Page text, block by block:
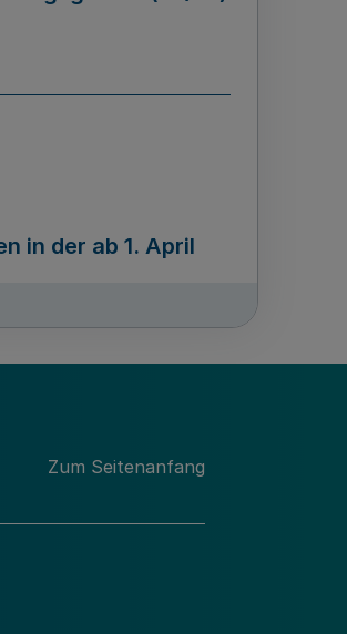
in der ab 1. April
Innovativ &
Zum Seitenanfang